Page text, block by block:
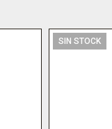
SIN STOCK